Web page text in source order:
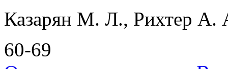
Казарян М. Л., Рихтер
60-69